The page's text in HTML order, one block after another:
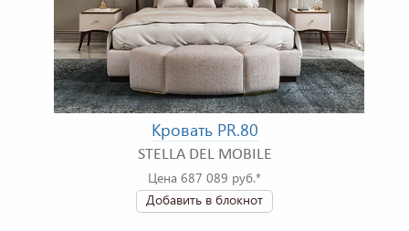
Кровать PR.80
STELLA DEL MOBILE
Цена 687 089 руб.*
Добавить в блокнот